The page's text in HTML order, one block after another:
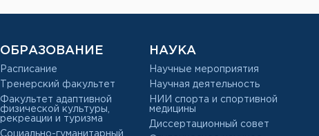
ОБРАЗОВАНИЕ
Расписание
Тренерский факультет
Факультет адаптивной
физической культуры,
рекреации и туризма
Социально-гуманитарный
НАУКА
Научные мероприятия
Научная деятельность
НИИ спорта и спортивной
медицины
Диссертационный совет